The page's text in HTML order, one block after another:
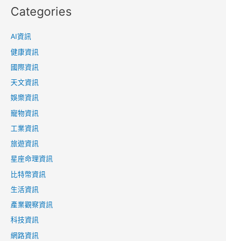
Categories
AI資訊
健康資訊
國際資訊
天文資訊
娛樂資訊
寵物資訊
工業資訊
旅遊資訊
星座命理資訊
比特幣資訊
生活資訊
產業觀察資訊
科技資訊
網路資訊